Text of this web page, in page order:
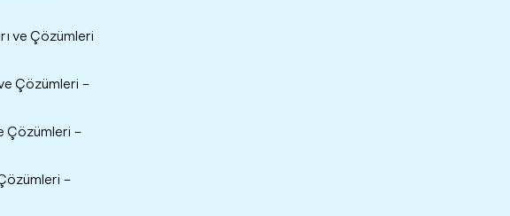
ve Çözümleri
ve Çözümleri –
Çözümleri –
Çözümleri –